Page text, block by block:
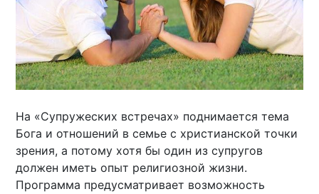
На «Супружеских встречах» поднимается тема
Бога и отношений в семье с христианской точки
зрения, а потому хотя бы один из супругов
должен иметь опыт религиозной жизни.
Программа предусматривает возможность